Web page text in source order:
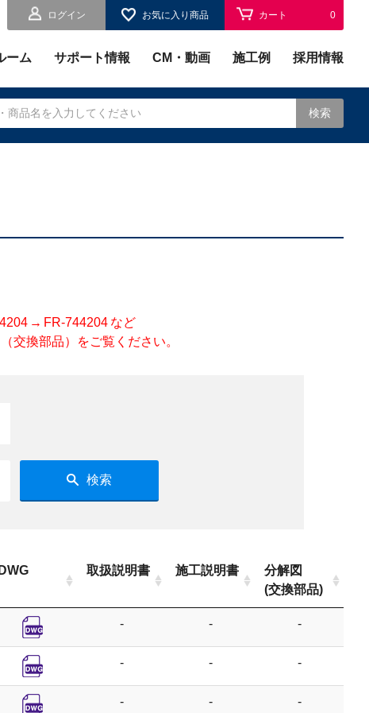
ログイン お気に入り商品 カート 0
ーム サポート情報 CM・動画 施工例 採用情報
検索
→ FR-744204 など
交換部品）をご覧ください。
検索
DWG 取扱説明書 施工説明書
分解図
(交換部品)
- - -
- - -
- - -